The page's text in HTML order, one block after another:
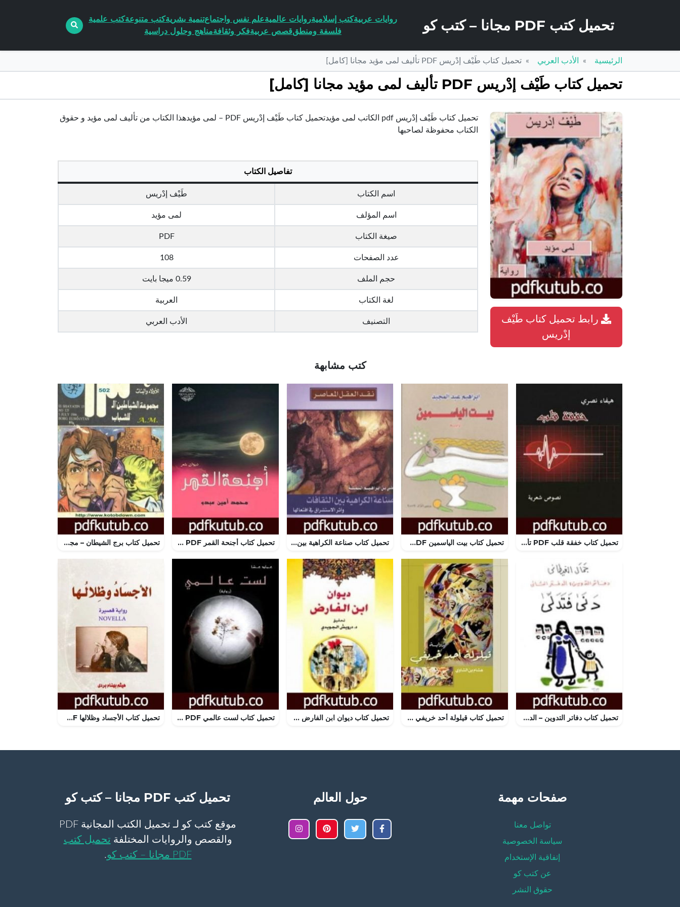
تحميل كتب PDF مجانا – كتب كو روايات عربيةكتب إسلاميةروايات عالميةعلم نفس واجتماعتنمية بشريةكتب متنوعةكتب علمية
فلسفة ومنطققصص عربيةفكر وثقافةمناهج وحلول دراسية
الرئيسية الأدب العربي تحميل كتاب طَيْف إدْريس PDF تأليف لمى مؤيد مجانا [كامل]
تحميل كتاب طَيْف إدْريس PDF تأليف لمى مؤيد مجانا [كامل]
رابط تحميل كتاب طَيْف
إدْريس
تحميل كتاب طَيْف إدْريس pdf الكاتب لمى مؤيدتحميل كتاب طَيْف إدْريس PDF – لمى مؤيدهذا الكتاب من تأليف لمى مؤيد و حقوق
الكتاب محفوظة لصاحبها
تفاصيل الكتاب
اسم الكتاب طَيْف إدْريس
اسم المؤلف لمى مؤيد
صيغة الكتاب PDF
عدد الصفحات 108
حجم الملف 0.59 ميجا بايت
لغة الكتاب العربية
التصنيف الأدب العربي
كتب مشابهة
تحميل كتاب خفقة قلب PDF تأليف هيفاء شاكر نصري مجانا [كامل] تحميل كتاب بيت الياسمين PDF تأليف إبراهيم عبد المجيد مجانا [كامل] تحميل كتاب صناعة الكراهية بين الثقافات وأثر الاستشراق في افتعالها PDF تأليف علي بن إبراهيم النملة مجانا [كامل] تحميل كتاب أجنحة القمر PDF تأليف محمد أمين عبدو مجانا [كامل] تحميل كتاب برج الشيطان – مجموعة الشياطين ال 13 PDF تأليف محمود سالم مجانا [كامل]
تحميل كتاب دفاتر التدوين – الدفتر الثاني – دنى فتدلى PDF تأليف جمال الغيطاني مجانا [كامل] تحميل كتاب قيلولة أحد خريفي PDF تأليف هشام بن الشاوي مجانا [كامل] تحميل كتاب ديوان ابن الفارض PDF تأليف ابن الفارض مجانا [كامل] تحميل كتاب لست عالمي PDF تأليف عماد عشا مجانا [كامل] تحميل كتاب الأجساد وظلالها PDF تأليف هيثم بهنام بُردى مجانا [كامل]
صفحات مهمة
تواصل معنا
سياسة الخصوصية
إتفاقية الإستخدام
عن كتب كو
حقوق النشر
حول العالم تحميل كتب PDF مجانا – كتب كو
موقع كتب كو لـ تحميل الكتب المجانية PDF
والقصص والروايات المختلفة تحميل كتب
PDF مجانا – كتب كو
.